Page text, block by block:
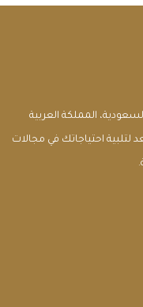
المملكة العربية
احتياجاتك في مجالات